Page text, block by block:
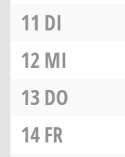
11 DI
12 MI
13 DO
14FR